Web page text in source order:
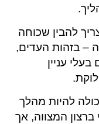
להבין שכוחה
– בזהות העדים,
עניין
להיות מהלך
המצווה, אך